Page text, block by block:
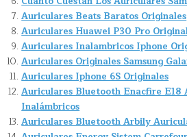
Auriculares Beats Baratos Originales
Auriculares Huawei P30 Pro
Auriculares Inalambricos Iphone
Auriculares Originales Samsung
Auriculares Iphone 6S Originales
Auriculares Bluetooth Enacfire E18
Inalámbricos
Auriculares Bluetooth Arbily